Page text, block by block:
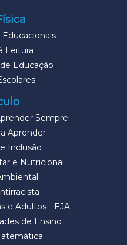
Leitura
Educação
Sempre
Aprender
Inclusão
e Nutricional
e Adultos - EJA
de Ensino